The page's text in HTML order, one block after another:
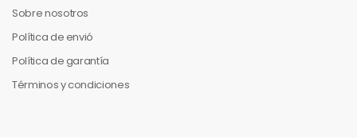
Sobre nosotros
Política de envió
Política de garantía
Términos y condiciones